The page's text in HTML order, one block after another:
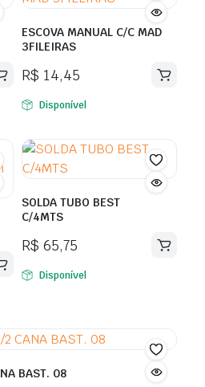
ESCOVA MANUAL C/C MAD
3FILEIRAS
R$ 14,45
Disponível
SOLDA TUBO BEST
C/4MTS
R$ 65,75
Disponível
BAST. 08